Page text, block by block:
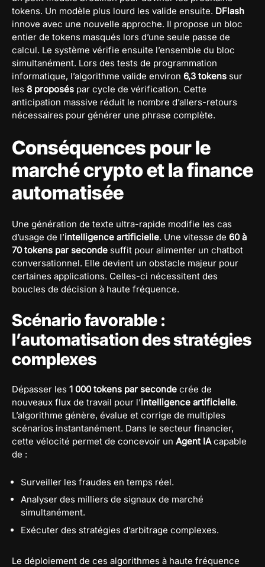
tokens. Un modèle plus lourd les valide ensuite. DFlash
innove avec une nouvelle approche. Il propose un bloc
entier de tokens masqués lors d’une seule passe de
calcul. Le système vérifie ensuite l’ensemble du bloc
simultanément. Lors des tests de programmation
informatique, l’algorithme valide environ 6,3 tokens sur
les 8 proposés par cycle de vérification. Cette
anticipation massive réduit le nombre d’allers-retours
nécessaires pour générer une phrase complète.
Conséquences pour le
marché crypto et la finance
automatisée
Une génération de texte ultra-rapide modifie les cas
d’usage de l’intelligence artificielle. Une vitesse de 60 à
70 tokens par seconde suffit pour alimenter un chatbot
conversationnel. Elle devient un obstacle majeur pour
certaines applications. Celles-ci nécessitent des
boucles de décision à haute fréquence.
Scénario favorable :
l’automatisation des stratégies
complexes
Dépasser les 1 000 tokens par seconde crée de
nouveaux flux de travail pour l’intelligence artificielle.
L’algorithme génère, évalue et corrige de multiples
scénarios instantanément. Dans le secteur financier,
cette vélocité permet de concevoir un Agent IAcapable
de :
Surveiller les fraudes en temps réel.
Analyser des milliers de signaux de marché
simultanément.
Exécuter des stratégies d’arbitrage complexes.
Le déploiement de ces algorithmes à haute fréquence